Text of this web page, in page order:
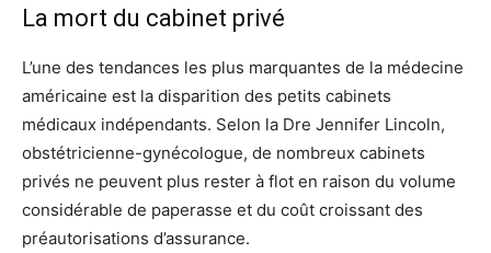
La mort du cabinet privé
L’une des tendances les plus marquantes de la médecine
américaine est la disparition des petits cabinets
médicaux indépendants. Selon la Dre Jennifer Lincoln,
obstétricienne-gynécologue, de nombreux cabinets
privés ne peuvent plus rester à flot en raison du volume
considérable de paperasse et du coût croissant des
préautorisations d’assurance.